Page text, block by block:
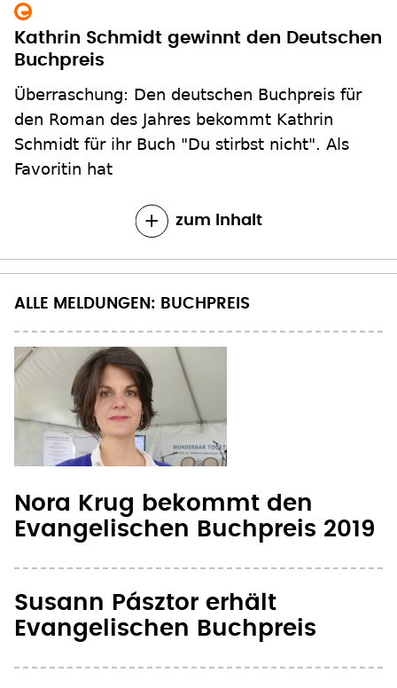
Kathrin Schmidt gewinnt den Deutschen
Buchpreis
Überraschung: Den deutschen Buchpreis für
den Roman des Jahres bekommt Kathrin
Schmidt für ihr Buch "Du stirbst nicht". Als
Favoritin hat
zum Inhalt
ALLE MELDUNGEN: BUCHPREIS
Nora Krug bekommt den
Evangelischen Buchpreis 2019
Susann Pásztor erhält
Evangelischen Buchpreis